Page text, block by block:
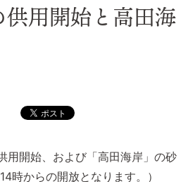
用開始と高田海
用開始、および「高田海岸」の砂
時からの開放となります。）